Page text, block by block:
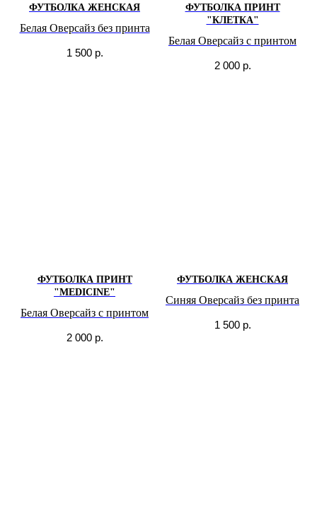
ФУТБОЛКА ЖЕНСКАЯ
Белая Оверсайз без принта
1 500 р.
ФУТБОЛКА ПРИНТ
"КЛЕТКА"
Белая Оверсайз с принтом
2 000 р.
ФУТБОЛКА ПРИНТ
"MEDICINE"
Белая Оверсайз с принтом
2 000 р.
ФУТБОЛКА ЖЕНСКАЯ
Синяя Оверсайз без принта
1 500 р.